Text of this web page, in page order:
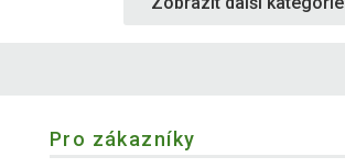
Pro zákazníky